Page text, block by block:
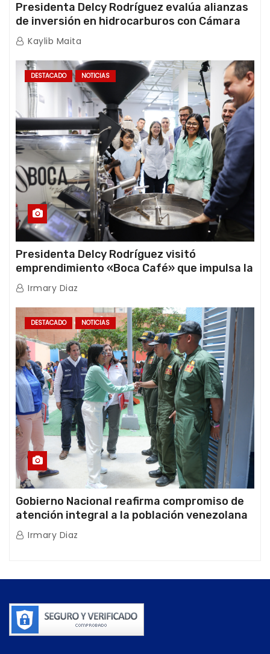
Presidenta Delcy Rodríguez evalúa alianzas
de inversión en hidrocarburos con Cámara
Africana de Energía
Kaylib Maita
DESTACADO NOTICIAS
Presidenta Delcy Rodríguez visitó
emprendimiento «Boca Café» que impulsa la
producción nacional hacia mercados
internacionales
Irmary Diaz
DESTACADO NOTICIAS
Gobierno Nacional reafirma compromiso de
atención integral a la población venezolana
tras doblete sísmico
Irmary Diaz